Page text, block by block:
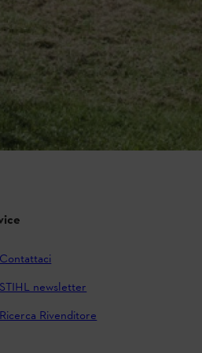
Contattaci
STIHL newsletter
Ricerca Rivenditore